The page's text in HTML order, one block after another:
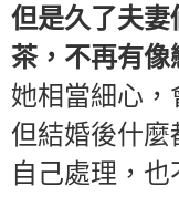
但是久了夫妻
茶，不再有像
她相當細心，
但結婚後什麼
自己處理，